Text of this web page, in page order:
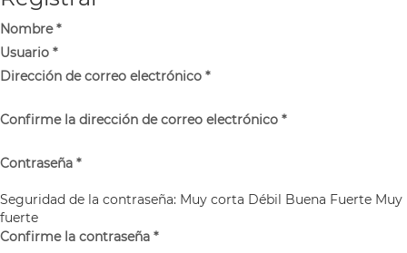
Nombre*
Usuario *
Dirección de correo electrónico *
Confirme la dirección de correo electrónico *
Contraseña *
Seguridad de la contraseña: Muy corta Débil Buena Fuerte Muy
fuerte
Confirme la contraseña *